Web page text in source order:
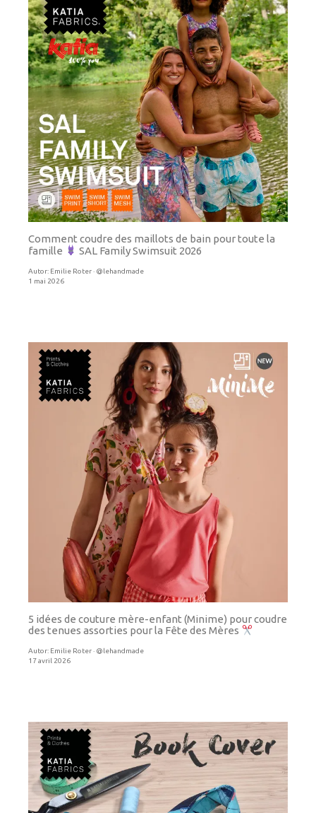
Comment coudre des maillots de bain pour toute la
famille
SAL Family Swimsuit 2026
Autor: Emilie Roter · @lehandmade
1 mai 2026
5 idées de couture mère-enfant (Minime) pour coudre
des tenues assorties pour la Fête des Mères
Autor: Emilie Roter · @lehandmade
17 avril 2026